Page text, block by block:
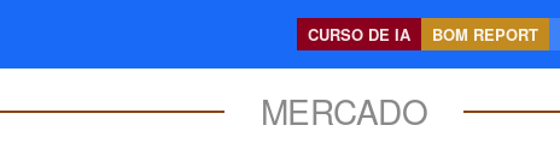
CURSO DE IA BOM REPORT
MERCADO